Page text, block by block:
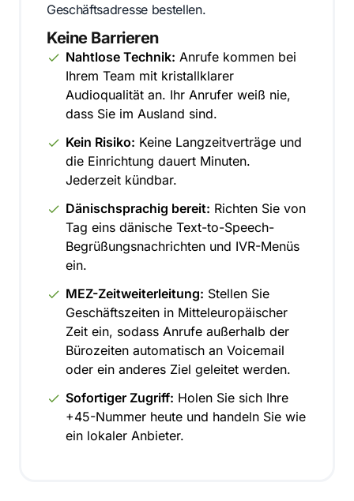
Geschäftsadresse bestellen.
Keine Barrieren
Nahtlose Technik: Anrufe kommen bei
Ihrem Team mit kristallklarer
Audioqualität an. Ihr Anrufer weiß nie,
dass Sie im Ausland sind.
Kein Risiko: Keine Langzeitverträge und
die Einrichtung dauert Minuten.
Jederzeit kündbar.
Dänischsprachig bereit: Richten Sie von
Tag eins dänische Text-to-Speech-
Begrüßungsnachrichten und IVR-Menüs
ein.
MEZ-Zeitweiterleitung: Stellen Sie
Geschäftszeiten in Mitteleuropäischer
Zeit ein, sodass Anrufe außerhalb der
Bürozeiten automatisch an Voicemail
oder ein anderes Ziel geleitet werden.
Sofortiger Zugriff: Holen Sie sich Ihre
+45-Nummer heute und handeln Sie wie
ein lokaler Anbieter.